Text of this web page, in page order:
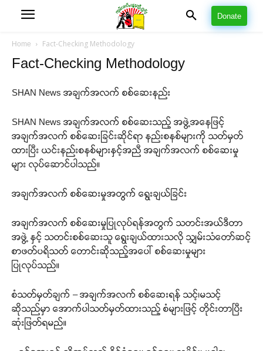
Donate
Home Fact-Checking Methodology
Fact-Checking Methodology
SHAN News အချက်အလက် စစ်ဆေးနည်း
SHAN News အချက်အလက် စစ်ဆေးသည့် အဖွဲ့အနေဖြင့်
အချက်အလက် စစ်ဆေးခြင်းဆိုင်ရာ နည်းစနစ်များကို သတ်မှတ်
ထားပြီး ယင်းနည်းစနစ်များနှင့်အညီ အချက်အလက် စစ်ဆေးမှု
များ လုပ်ဆောင်ပါသည်။
အချက်အလက် စစ်ဆေးမှုအတွက် ရွေးချယ်ခြင်း
အချက်အလက် စစ်ဆေးမှုပြုလုပ်ရန်အတွက် သတင်းအယ်ဒီတာ
အဖွဲ့ နှင့် သတင်းစစ်ဆေးသူ ရွေးချယ်ထားသလို သျှမ်းသံတော်ဆင့်
စာဖတ်ပရိသတ် တောင်းဆိုသည့်အပေါ် စစ်ဆေးမှုများ
ပြုလုပ်သည်။
စံသတ်မှတ်ချက် – အချက်အလက် စစ်ဆေးရန် သင့်၊မသင့်
ဆိုသည်မှာ အောက်ပါသတ်မှတ်ထားသည့် စံများဖြင့် တိုင်းတာပြီး
ဆုံးဖြတ်ရမည်။